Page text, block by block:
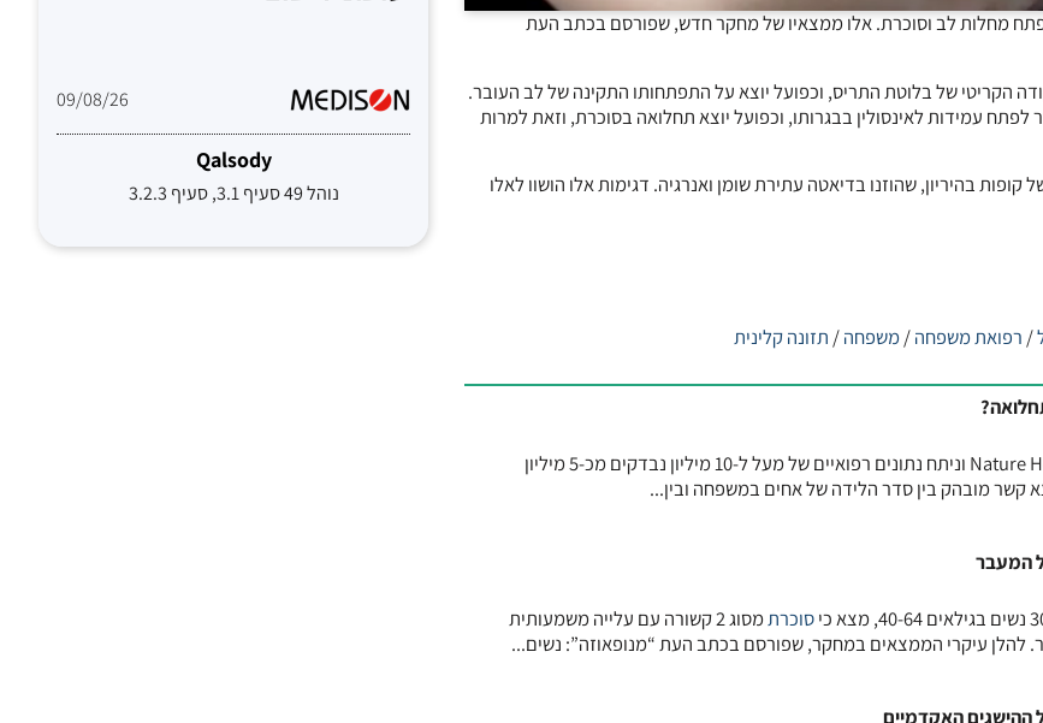
לפתח מחלות לב וסוכרת. אלו ממצאיו של מחקר חדש, שפורסם בכתב העת
הקריטי של בלוטת התריס, וכפועל יוצא על התפתחותו התקינה של לב העובר.
עמידות לאינסולין בבגרותו, וכפועל יוצא תחלואה בסוכרת, וזאת למרות
בהיריון, שהוזנו בדיאטה עתירת שומן ואנרגיה. דגימות אלו הושוו לאלו
/ רפואת משפחה/משפחה/ תזונה קלינית
מחקר גדול, שפורסם בכתב העת Nature Health וניתח נתונים רפואיים של מעל ל-10 מיליון נבדקים מכ-5 מיליון
מובהק בין סדר הלידה של אחים במשפחה ובין...
סוכרת
מסוג 2 קשורה עם עלייה משמעותית
להלן עיקרי הממצאים במחקר, שפורסם בכתב העת “מנופאוזה”: נשים...
האקדמיים
09/08/26
Qalsody
נוהל 49 סעיף 3.1, סעיף 3.2.3